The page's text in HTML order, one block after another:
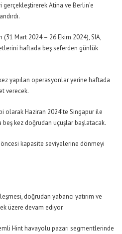
Atina ve Berlin’e
Mart 2024 – 26 Ekim 2024), SIA,
haftada beş seferden günlük
yapılan operasyonlar yerine haftada
verecek.
olarak Haziran 2024’te Singapur ile
kez doğrudan uçuşlar başlatacak.
öncesi kapasite seviyelerine dönmeyi
doğrudan yabancı yatırım ve
üzere devam ediyor.
Hint havayolu pazarı segmentlerinde